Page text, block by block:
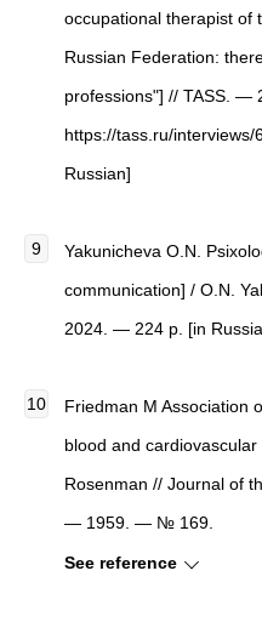
occupational therapist of
Russian Federation:
professions"] // TASS . —
https://tass.ru/
Russian]
Yakunicheva O.N.
communication] / O.N.
2024. — 224 p. [in
Friedman M Association
blood and cardiovascular
Rosenman // Journal of
— 1959. — № 169.
See reference